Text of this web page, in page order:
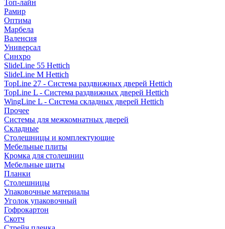
Топ-лайн
Рамир
Оптима
Марбела
Валенсия
Универсал
Синхро
SlideLine 55 Hettich
SlideLine M Hettich
TopLine 27 - Система раздвижных дверей Hettich
TopLine L - Система раздвижных дверей Hettich
WingLine L - Система складных дверей Hettich
Прочее
Системы для межкомнатных дверей
Складные
Столешницы и комплектующие
Мебельные плиты
Кромка для столешниц
Мебельные щиты
Планки
Столешницы
Упаковочные материалы
Уголок упаковочный
Гофрокартон
Скотч